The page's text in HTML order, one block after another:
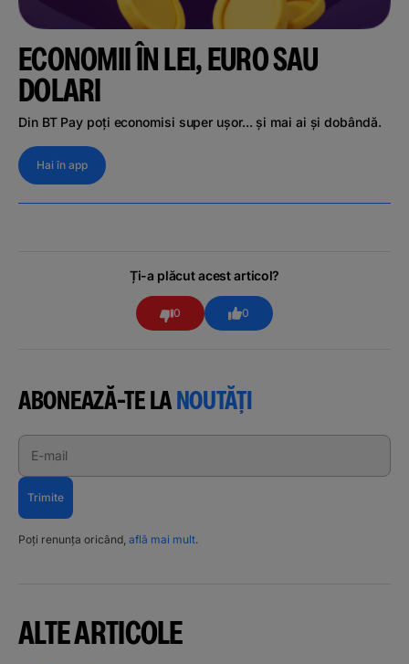
ECONOMII ÎN LEI, EURO SAU
DOLARI
Din BT Pay poți economisi super ușor... și mai ai și dobândă.
Hai în app
Ți-a plăcut acest articol?
0 0
ABONEAZĂ-TE LANOUTĂȚI
E-mail
Trimite
Poți renunța oricând, află mai mult.
ALTE ARTICOLE